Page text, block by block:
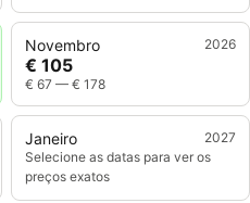
Novembro 2026
€ 105
€ 67 — € 178
Janeiro
2027
Selecione as datas para ver os
preços exatos